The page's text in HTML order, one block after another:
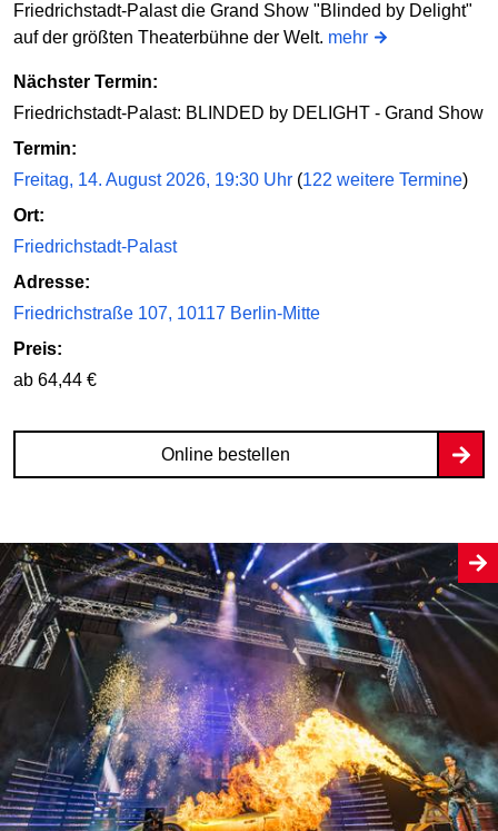
Friedrichstadt-Palast die Grand Show "Blinded by Delight"
auf der größten Theaterbühne der Welt. mehr
Nächster Termin:
Friedrichstadt-Palast: BLINDED by DELIGHT - Grand Show
Termin:
Freitag, 14. August 2026, 19:30 Uhr (122 weitere Termine)
Ort:
Friedrichstadt-Palast
Adresse:
Friedrichstraße 107, 10117 Berlin-Mitte
Preis:
ab 64,44 €
Online bestellen